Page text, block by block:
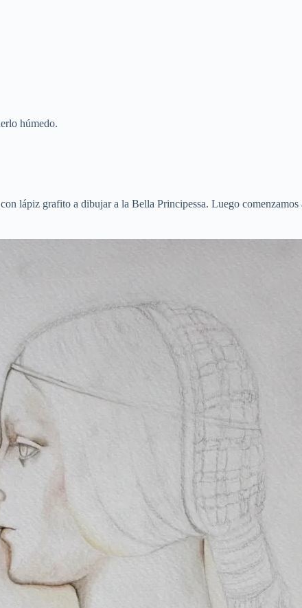
húmedo.
lápiz grafito a dibujar a la Bella Principessa. Luego comenzamos